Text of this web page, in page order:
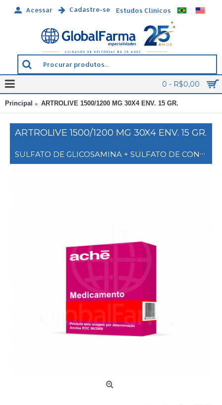
Acessar Cadastre-se Estudos Clínicos
0 - R$0,00
Principal ARTROLIVE 1500/1200 MG 30X4 ENV. 15 GR.
ARTROLIVE 1500/1200 MG 30X4 ENV. 15 GR.
SULFATO DE GLICOSAMINA + SULFATO DE CONDROITINA